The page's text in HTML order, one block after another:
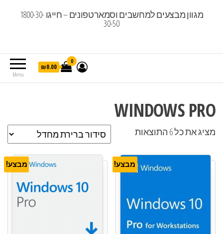
מגוון מבצעים למחשבים וסמארטפונים – חייגו 1800-30-
30-50
Menu
0
₪0.00
WINDOWS PRO
מציג את כל 6 התוצאות
מבצע! מבצע!